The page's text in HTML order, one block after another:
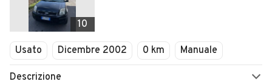
Veicoli Commerciali
Concessionari
10
Usato Dicembre 2002 0 km Manuale
Descrizione